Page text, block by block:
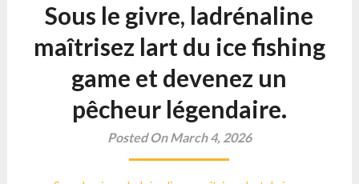
Sous le givre, ladrénaline
maîtrisez lart du ice fishing
game et devenez un
pêcheur légendaire.
Posted On March 4, 2026